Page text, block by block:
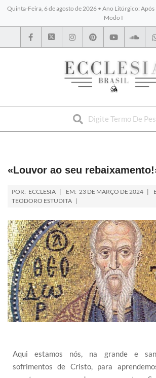
Quinta-Feira, 6 de agosto de 2026 • Ano Litúrgico: Após
Modo I
BYBLOS
«Louvor ao seu
POR: ECCLESIA EM: 23 DE MARÇO DE 2024
TEODORO ESTUDITA
Aqui estamos nós, na grande e
sofrimentos de Cristo, para